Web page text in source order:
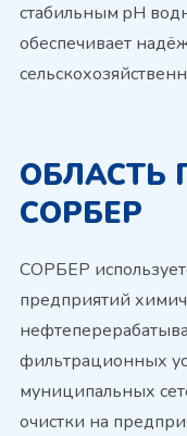
стабильным pH
обеспечивает
ОБЛАСТЬ
СОРБЕР
СОРБЕР
предприятий
фильтрационных
муниципальных
очистки на